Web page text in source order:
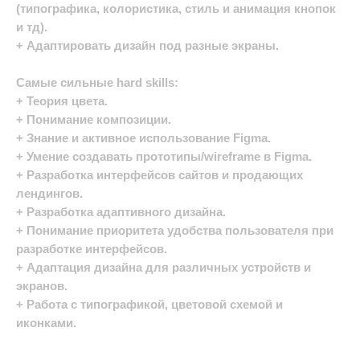
(типографика, колористика, стиль и анимация кнопок
и тд).
+ Адаптировать дизайн под разные экраны.
Самые сильные hard skills:
+ Теория цвета.
+ Понимание композиции.
+ Знание и активное использование Figma.
+ Умение создавать прототипы/wireframe в Figma.
+ Разработка интерфейсов сайтов и продающих
лендингов.
+ Разработка адаптивного дизайна.
+ Понимание приоритета удобства пользователя при
разработке интерфейсов.
+ Адаптация дизайна для различных устройств и
экранов.
+ Работа с типографикой, цветовой схемой и
иконками.